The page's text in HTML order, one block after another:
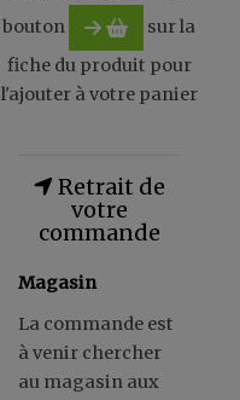
bouton
sur la
fiche du produit pour
l'ajouter à votre panier
Retrait de
votre
commande
Magasin
La commande est
à venir chercher
au magasin aux